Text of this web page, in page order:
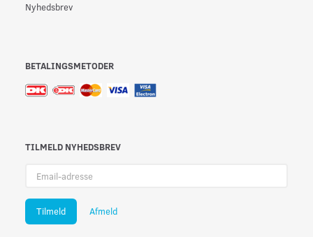
Nyhedsbrev
BETALINGSMETODER
TILMELD NYHEDSBREV
adresse
Tilmeld Afmeld